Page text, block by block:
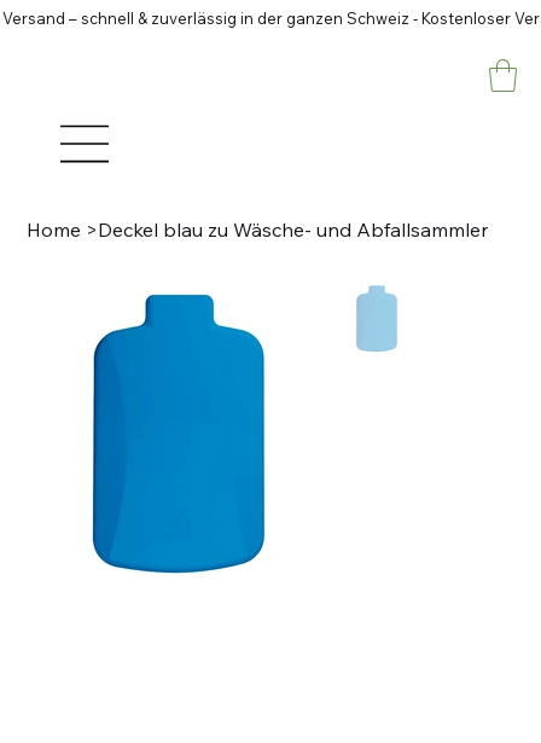
– schnell & zuverlässig in der ganzen Schweiz - Kostenloser
Home >Deckel blau zu Wäsche- und Abfallsammler